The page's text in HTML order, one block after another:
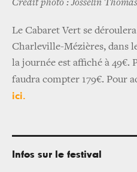
Crédit photo : Josselin
Le Cabaret Vert se déroulera
Charleville-Mézières, dans
la journée est affiché à 49€.
faudra compter 179€. Pour
ici.
Infos sur le festival